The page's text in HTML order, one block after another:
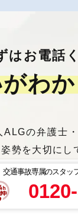
交通事故専属のスタッ
はお電話
わ
ALGの弁護士
勢を大切にし
相談いただけ
頼者様の100%